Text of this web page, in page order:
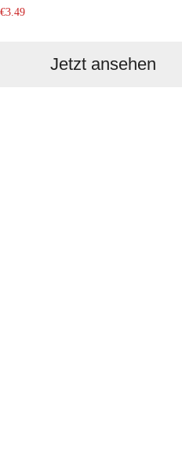
€3.49
Jetzt ansehen